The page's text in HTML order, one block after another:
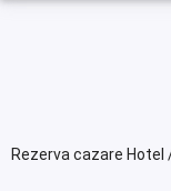
Rezerva cazare